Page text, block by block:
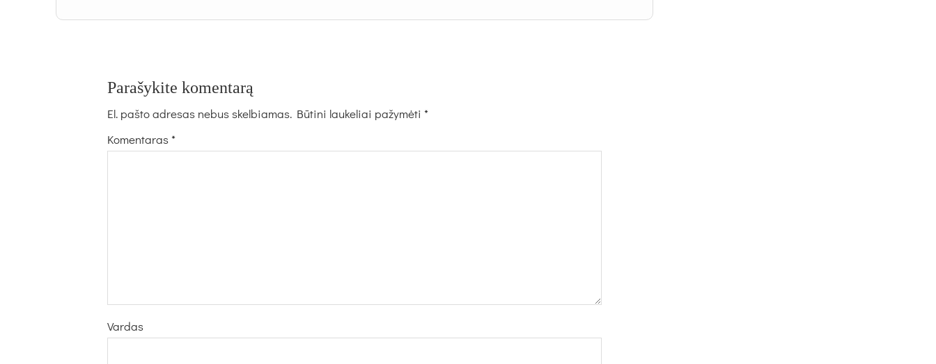
Parašykite komentarą
El. pašto adresas nebus skelbiamas. Būtini laukeliai pažymėti *
Komentaras*
Vardas